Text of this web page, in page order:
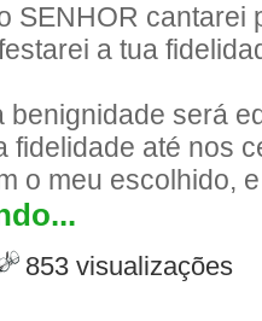
SENHOR cantarei
a tua
benignidade será
fidelidade até nos
o meu escolhido,
853 visualizações